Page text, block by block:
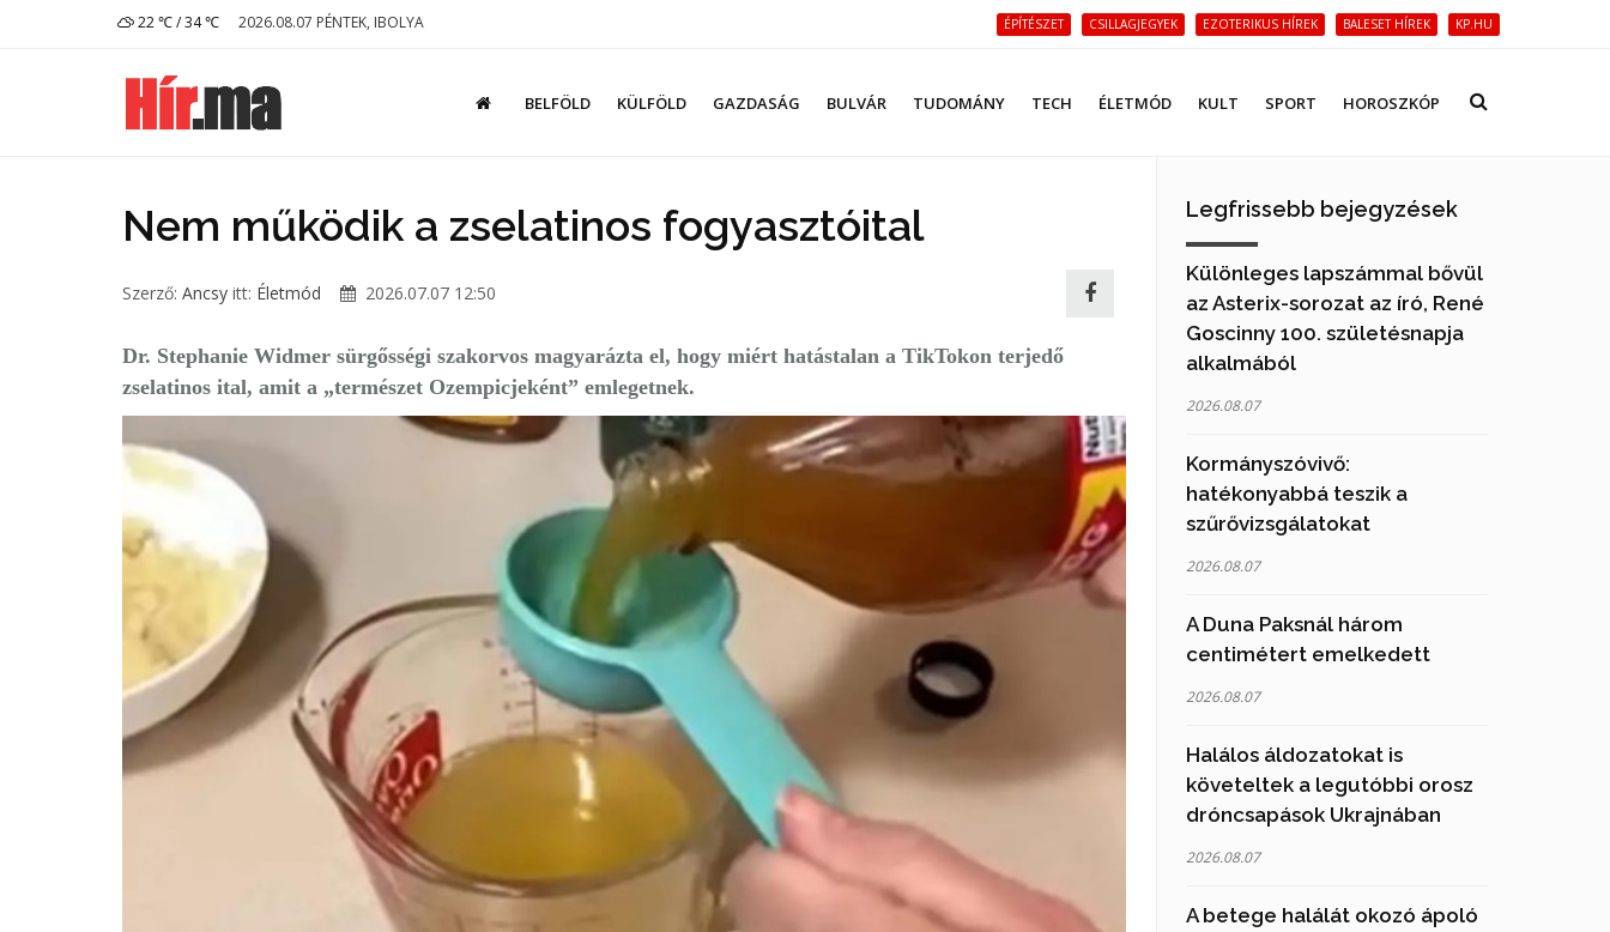
22 ℃ / 34 ℃ 2026.08.07 PÉNTEK, IBOLYA ÉPÍTÉSZET CSILLAGJEGYEK EZOTERIKUS HÍREK BALESET HÍREK KP.HU
BELFÖLD KÜLFÖLD GAZDASÁG BULVÁR TUDOMÁNY TECH ÉLETMÓD KULT SPORT HOROSZKÓP
Nem működik a zselatinos fogyasztóital
Szerző: Ancsy itt: Életmód 2026.07.07 12:50
Dr. Stephanie Widmer sürgősségi szakorvos magyarázta el, hogy miért hatástalan a TikTokon terjedő
zselatinos ital, amit a „természet Ozempicjeként” emlegetnek.
Legfrissebb bejegyzések
Különleges lapszámmal bővül
az Asterix-sorozat az író, René
Goscinny 100. születésnapja
alkalmából
2026.08.07
Kormányszóvivő:
hatékonyabbá teszik a
szűrővizsgálatokat
2026.08.07
A Duna Paksnál három
centimétert emelkedett
2026.08.07
Halálos áldozatokat is
követeltek a legutóbbi orosz
dróncsapások Ukrajnában
2026.08.07
A betege halálát okozó ápoló